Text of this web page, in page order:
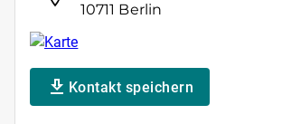
10711 Berlin
Kontakt speichern